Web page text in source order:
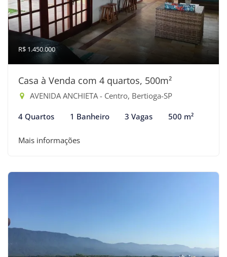
R$ 1.450.000
Casa à Venda com 4 quartos, 500m²
AVENIDA ANCHIETA - Centro, Bertioga-SP
4 Quartos 1 Banheiro 3 Vagas 500 m²
Mais informações